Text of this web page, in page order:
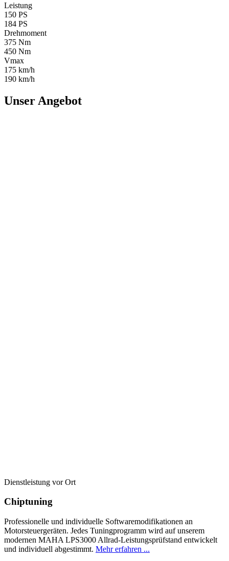
Leistung
150 PS
184 PS
Drehmoment
375 Nm
450 Nm
Vmax
175 km/h
190 km/h
Unser Angebot
Dienstleistung vor Ort
Chiptuning
Professionelle und individuelle Softwaremodifikationen an
Motorsteuergeräten. Jedes Tuningprogramm wird auf unserem
modernen MAHA LPS3000 Allrad-Leistungsprüfstand entwickelt
und individuell abgestimmt. Mehr erfahren ...